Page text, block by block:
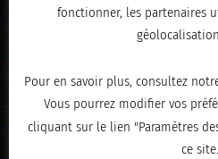
« PRÉCÉDENT
fonctionner, les partenaires
Pour en savoir plus, consultez
Vous pourrez modifier vos
cliquant sur le lien "Paramètres
ce site.